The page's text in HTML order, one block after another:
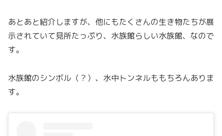
あとあと紹介しますが、他にもたくさんの生き物たちが展
示されていて見所たっぷり、水族館らしい水族館、なので
す。
水族館のシンボル（？）、水中トンネルももちろんありま
す。